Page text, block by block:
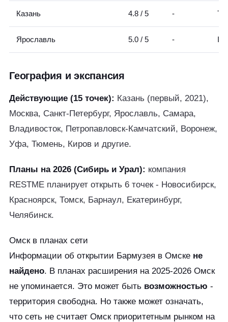
Казань 4.8 / 5 -
Ярославль 5.0 / 5 -
География и экспансия
Действующие (15 точек): Казань (первый, 2021),
Москва, Санкт-Петербург, Ярославль, Самара,
Владивосток, Петропавловск-Камчатский, Воронеж,
Уфа, Тюмень, Киров и другие.
Планы на 2026 (Сибирь и Урал): компания
RESTME планирует открыть 6 точек - Новосибирск,
Красноярск, Томск, Барнаул, Екатеринбург,
Челябинск.
Омск в планах сети
Информации об открытии Бармузея в Омске не
найдено. В планах расширения на 2025-2026 Омск
не упоминается. Это может быть возможностью -
территория свободна. Но также может означать,
что сеть не считает Омск приоритетным рынком на